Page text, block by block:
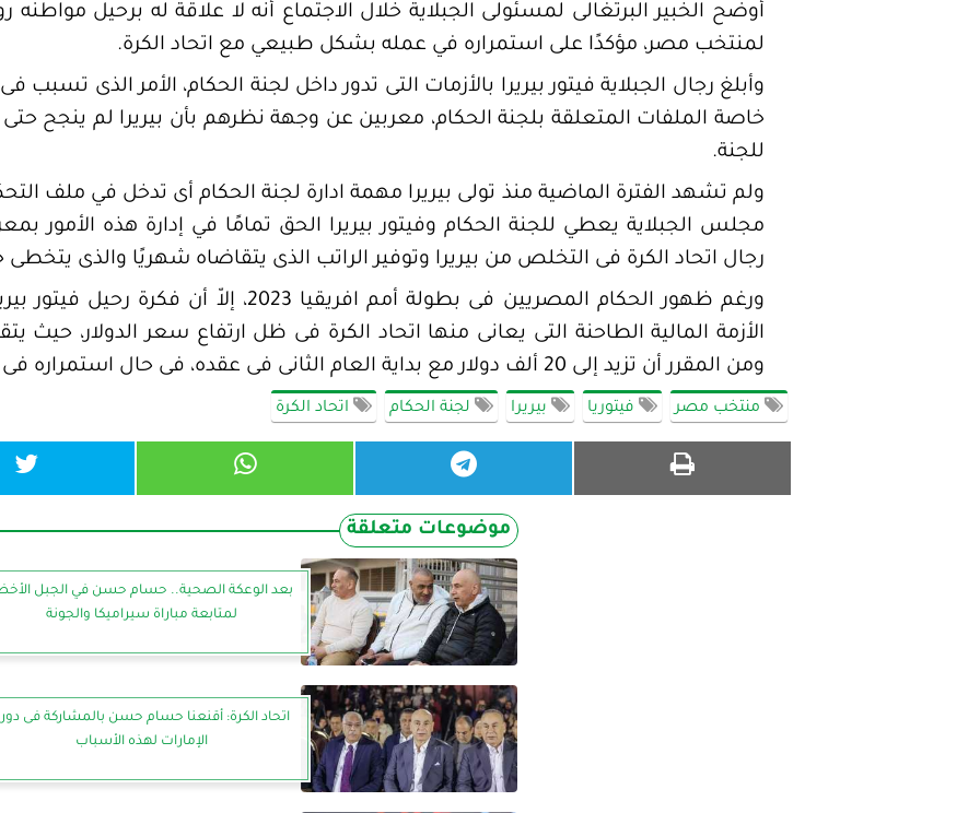
أوضح الخبير البرتغالى لمسئولى الجبلاية خلال الاجتماع أنه لا علاقة له برحيل مواطنه
لمنتخب مصر، مؤكدًا على استمراره في عمله بشكل طبيعي مع اتحاد الكرة.
وأبلغ رجال الجبلاية فيتور بيريرا بالأزمات التى تدور داخل لجنة الحكام، الأمر الذى
خاصة الملفات المتعلقة بلجنة الحكام، معربين عن وجهة نظرهم بأن بيريرا لم ينجح حتى
للجنة.
ولم تشهد الفترة الماضية منذ تولى بيريرا مهمة ادارة لجنة الحكام أى تدخل في ملف
مجلس الجبلاية يعطي للجنة الحكام وفيتور بيريرا الحق تمامًا في إدارة هذه الأمور
رجال اتحاد الكرة فى التخلص من بيريرا وتوفير الراتب الذى يتقاضاه شهريًا والذى يتخطى حاجز الـ18
ورغم ظهور الحكام المصريين فى بطولة أمم افريقيا
ومن المقرر أن تزيد إلى 20 ألف دولار مع بداية العام الثانى فى عقده، فى حال استمراره فى منصبه.
منتخب مصر فيتوريا بيريرا لجنة الحكام اتحاد الكرة
موضوعات متعلقة
بعد الوعكة الصحية.. حسام حسن في الجبل
لمتابعة مباراة سيراميكا والجونة
اتحاد الكرة: أقنعنا حسام حسن بالمشاركة فى
الإمارات لهذه الأسباب